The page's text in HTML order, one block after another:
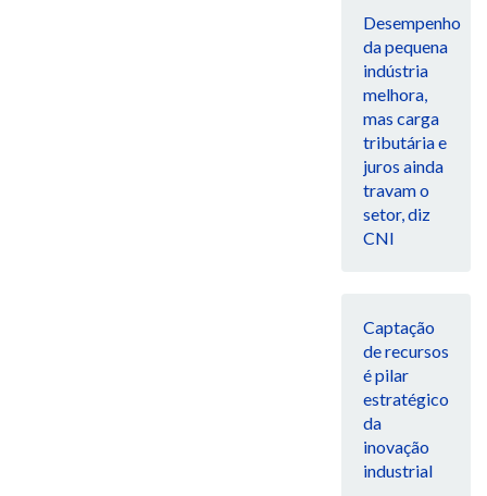
Desempenho
da pequena
indústria
melhora,
mas carga
tributária e
juros ainda
travam o
setor, diz
CNI
Captação
de recursos
é pilar
estratégico
da
inovação
industrial